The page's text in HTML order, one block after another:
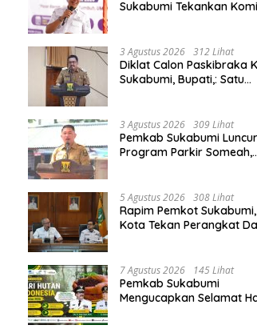
Sukabumi Tekankan
3 Agustus 2026 312 Lihat
Diklat Calon Paskibraka
Sukabumi, Bupati,: Satu
3 Agustus 2026 309 Lihat
Pemkab Sukabumi
Program Parkir Someah,
Wisata.
5 Agustus 2026 308 Lihat
Rapim Pemkot
Kota Tekan Perangkat
7 Agustus 2026 145 Lihat
Pemkab Sukabumi
Mengucapkan Selamat